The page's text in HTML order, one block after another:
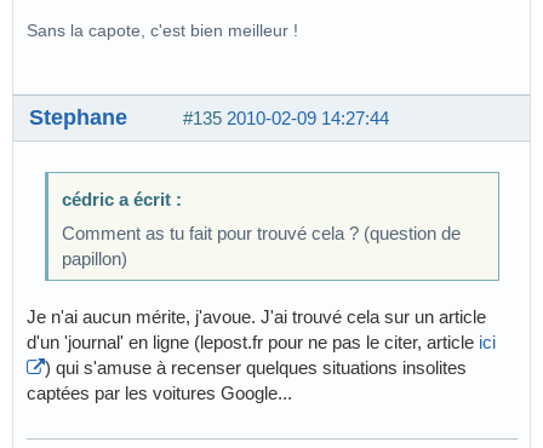
Sans la capote, c'est bien meilleur !
#135 2010-02-09 14:27:44
Stephane
cédric a écrit :
Comment as tu fait pour trouvé cela ? (question de
papillon)
Je n'ai aucun mérite, j'avoue. J'ai trouvé cela sur un article
d'un 'journal' en ligne (lepost.fr pour ne pas le citer, article ici
) qui s'amuse à recenser quelques situations insolites
captées par les voitures Google...